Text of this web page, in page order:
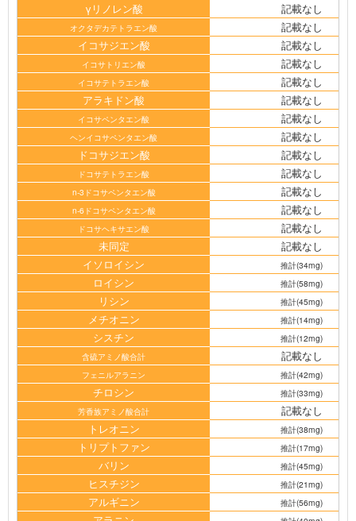
γリノレン酸 記載なし
オクタデカテトラエン酸
記載なし
イコサジエン酸
記載なし
イコサトリエン酸 記載なし
イコサテトラエン酸
記載なし
アラキドン酸
記載なし
イコサペンタエン酸 記載なし
ヘンイコサペンタエン酸
記載なし
ドコサジエン酸
記載なし
ドコサテトラエン酸 記載なし
n-3ドコサペンタエン酸 記載なし
n-6ドコサペンタエン酸 記載なし
ドコサヘキサエン酸
記載なし
未同定
記載なし
イソロイシン
推計(34mg)
ロイシン 推計(58mg)
リシン 推計(45mg)
メチオニン 推計(14mg)
シスチン
推計(12mg)
含硫アミノ酸合計
記載なし
フェニルアラニン 推計(42mg)
チロシン
推計(33mg)
芳香族アミノ酸合計
記載なし
トレオニン
推計(38mg)
トリプトファン 推計(17mg)
バリン 推計(45mg)
ヒスチジン 推計(21mg)
アルギニン 推計(56mg)